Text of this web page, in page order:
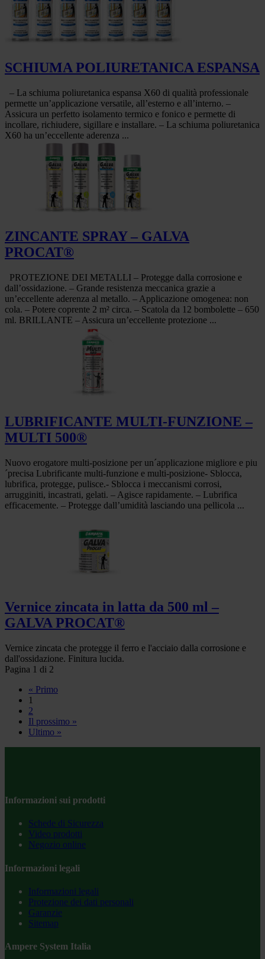
SCHIUMA POLIURETANICA ESPANSA
– La schiuma poliuretanica espansa X60 di qualità professionale
permette un’applicazione versatile, all’esterno e all’interno. –
Assicura un perfetto isolamento termico e fonico e permette di
incollare, richiudere, sigillare e installare. – La schiuma poliuretanica
X60 ha un’eccellente aderenza ...
ZINCANTE SPRAY – GALVA
PROCAT®
PROTEZIONE DEI METALLI – Protegge dalla corrosione e
dall’ossidazione. – Grande resistenza meccanica grazie a
un’eccellente aderenza al metallo. – Applicazione omogenea: non
cola. – Potere coprente 2 m² circa. – Scatola da 12 bombolette – 650
ml. BRILLANTE – Assicura un’eccellente protezione ...
LUBRIFICANTE MULTI-FUNZIONE –
MULTI 500®
Nuovo erogatore multi-posizione per un´applicazione migliore e piu
´precisa Lubrificante multi-funzione e multi-posizione- Sblocca,
lubrifica, protegge, pulisce.- Sblocca i meccanismi corrosi,
arrugginiti, incastrati, gelati. – Agisce rapidamente. – Lubrifica
efficacemente. – Protegge dall’umidità lasciando una pellicola ...
Vernice zincata in latta da 500 ml –
GALVA PROCAT®
Vernice zincata che protegge il ferro e l'acciaio dalla corrosione e
dall'ossidazione. Finitura lucida.
Pagina 1 di 2
« Primo
1
2
Il prossimo »
Ultimo »
Informazioni sui prodotti
Schede di Sicurezza
Video prodotti
Negozio online
Informazioni legali
Informazioni legali
Protezione dei dati personali
Garanzie
Sitemap
Ampere System Italia